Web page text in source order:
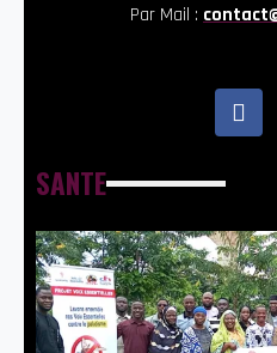
Par Mail :
SANTE